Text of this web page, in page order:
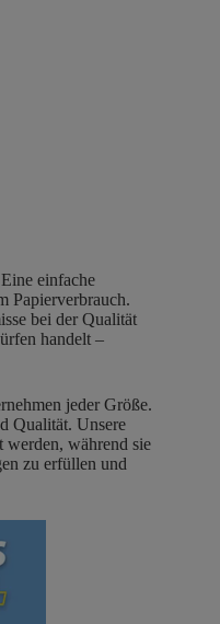
einfache
Papierverbrauch.
bei der Qualität
handelt –
jeder Größe.
Qualität. Unsere
werden, während sie
zu erfüllen und